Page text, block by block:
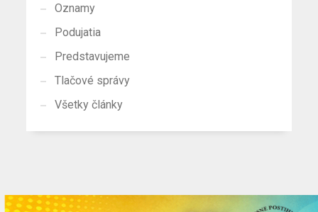
Oznamy
Podujatia
Predstavujeme
Tlačové správy
Všetky články